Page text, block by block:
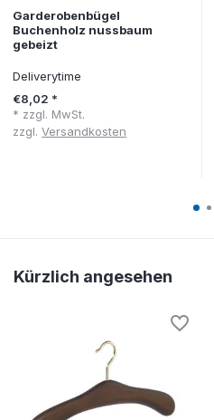
Garderobenbügel
Buchenholz nussbaum
gebeizt
Deliverytime
€8,02 *
* zzgl. MwSt.
zzgl.Versandkosten
Kürzlich angesehen